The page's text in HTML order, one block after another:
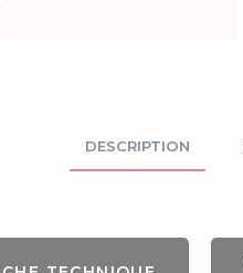
DESCRIPTION